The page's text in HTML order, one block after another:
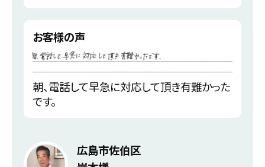
お客様の声
朝、電話して早急に対応して頂き有難かった
です。
広島市佐伯区